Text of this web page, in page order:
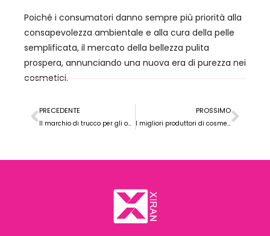
Poiché i consumatori danno sempre più priorità alla
consapevolezza ambientale e alla cura della pelle
semplificata, il mercato della bellezza pulita
prospera, annunciando una nuova era di purezza nei
cosmetici.
PRECEDENTE
Il marchio di trucco per gli occhi più venduto in Europa
PROSSIMO
I migliori produttori di cosmetici a marchio privato negli Stati Uniti